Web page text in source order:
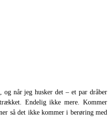
og når jeg husker det – et par dråber
Endelig ikke mere. Kommer
så det ikke kommer i berøring med